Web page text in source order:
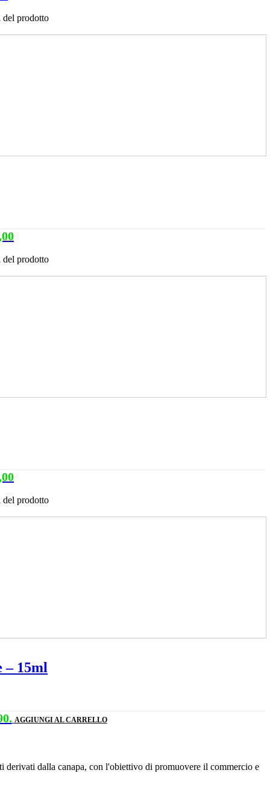
del prodotto
del prodotto
del prodotto
– 15ml
AGGIUNGI AL CARRELLO
dalla canapa, con l'obiettivo di promuovere il commercio e